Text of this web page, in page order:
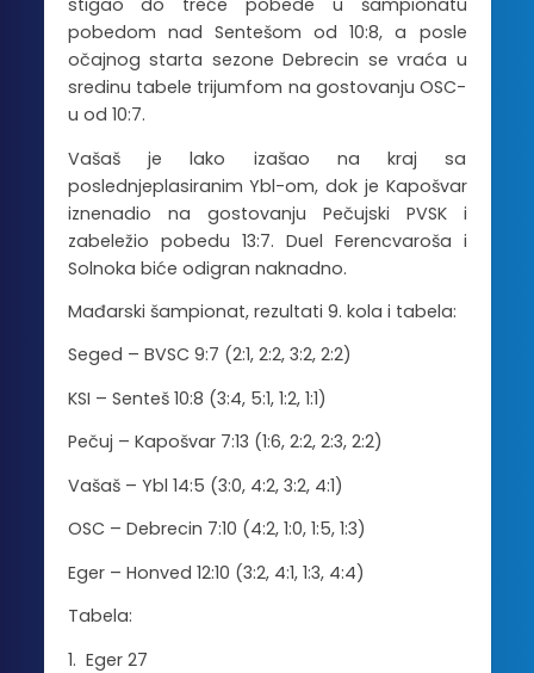
stigao do treće pobede u šampionatu
pobedom nad Sentešom od 10:8, a posle
očajnog starta sezone Debrecin se vraća u
sredinu tabele trijumfom na gostovanju OSC-
u od 10:7.
Vašaš je lako izašao na kraj sa
poslednjeplasiranim Ybl-om, dok je Kapošvar
iznenadio na gostovanju Pečujski PVSK i
zabeležio pobedu 13:7. Duel Ferencvaroša i
Solnoka biće odigran naknadno.
Mađarski šampionat, rezultati 9. kola i tabela:
Seged – BVSC 9:7 (2:1, 2:2, 3:2, 2:2)
KSI – Senteš 10:8 (3:4, 5:1, 1:2, 1:1)
Pečuj – Kapošvar 7:13 (1:6, 2:2, 2:3, 2:2)
Vašaš – Ybl 14:5 (3:0, 4:2, 3:2, 4:1)
OSC – Debrecin 7:10 (4:2, 1:0, 1:5, 1:3)
Eger – Honved 12:10 (3:2, 4:1, 1:3, 4:4)
Tabela:
1. Eger 27